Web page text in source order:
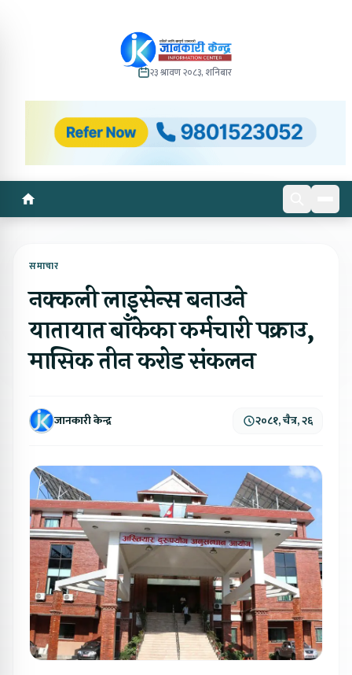
२३ श्रावण २०८३, शनिबार
समाचार
नक्कली लाइसेन्स बनाउने
यातायात बाँकेका कर्मचारी पक्राउ,
मासिक तीन करोड संकलन
जानकारी केन्द्र २०८१, चैत्र, २६